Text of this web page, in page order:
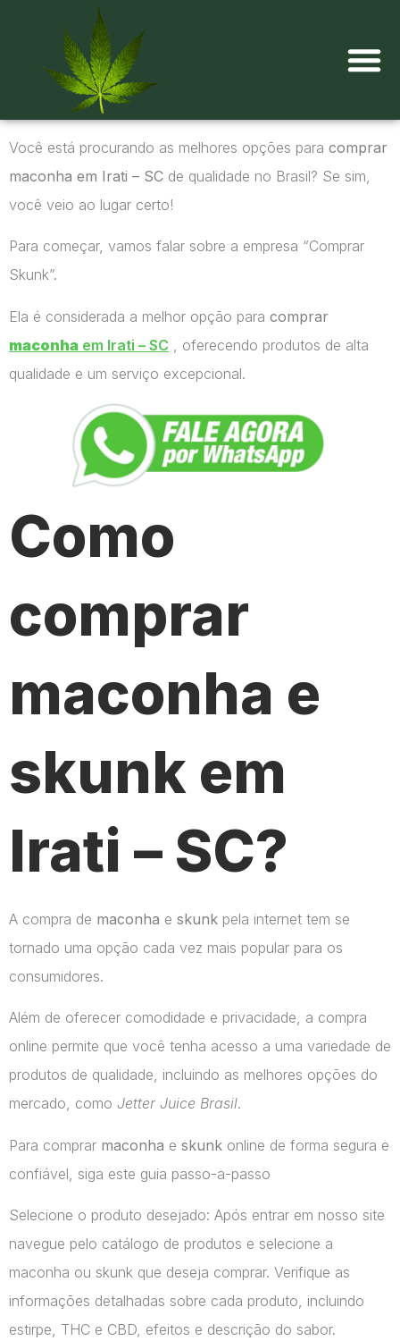
Você está procurando as melhores opções para comprar
maconha em Irati – SC de qualidade no Brasil? Se sim,
você veio ao lugar certo!
Para começar, vamos falar sobre a empresa “Comprar
Skunk”.
Ela é considerada a melhor opção para comprar
maconha em Irati – SC , oferecendo produtos de alta
qualidade e um serviço excepcional.
Como
comprar
maconha e
skunk em
Irati – SC?
A compra de maconha e skunk pela internet tem se
tornado uma opção cada vez mais popular para os
consumidores.
Além de oferecer comodidade e privacidade, a compra
online permite que você tenha acesso a uma variedade de
produtos de qualidade, incluindo as melhores opções do
mercado, como Jetter Juice Brasil.
Para comprar maconha e skunk online de forma segura e
confiável, siga este guia passo-a-passo
Selecione o produto desejado: Após entrar em nosso site
navegue pelo catálogo de produtos e selecione a
maconha ou skunk que deseja comprar. Verifique as
informações detalhadas sobre cada produto, incluindo
estirpe, THC e CBD, efeitos e descrição do sabor.